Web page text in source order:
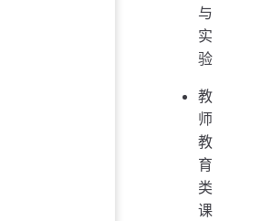
与
实
验
教
师
教
育
类
课